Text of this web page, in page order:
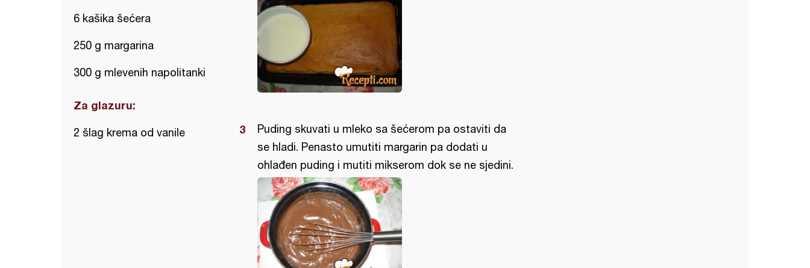
6 kašika šećera
250 g margarina
300 g mlevenih napolitanki
Za glazuru:
2 šlag krema od vanile
Puding skuvati u mleko sa šećerom pa ostaviti da
se hladi. Penasto umutiti margarin pa dodati u
ohlađen puding i mutiti mikserom dok se ne sjedini.